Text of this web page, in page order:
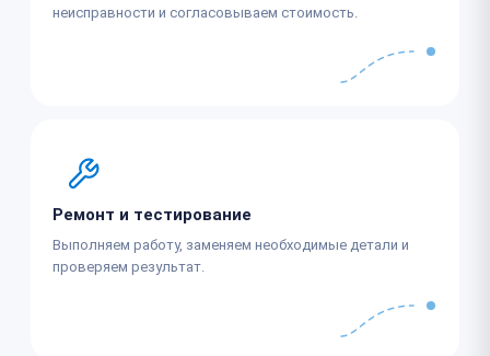
неисправности и согласовываем стоимость.
Ремонт и тестирование
Выполняем работу, заменяем необходимые детали и
проверяем результат.